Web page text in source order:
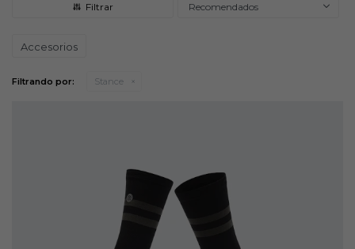
Recomendados
Accesorios
Filtrando por: Stance